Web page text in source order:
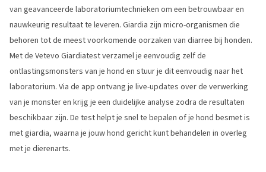
van geavanceerde laboratoriumtechnieken om een betrouwbaar en
nauwkeurig resultaat te leveren. Giardia zijn micro-organismen die
behoren tot de meest voorkomende oorzaken van diarree bij honden.
Met de Vetevo Giardiatest verzamel je eenvoudig zelf de
ontlastingsmonsters van je hond en stuur je dit eenvoudig naar het
laboratorium. Via de app ontvang je live-updates over de verwerking
van je monster en krijg je een duidelijke analyse zodra de resultaten
beschikbaar zijn. De test helpt je snel te bepalen of je hond besmet is
met giardia, waarna je jouw hond gericht kunt behandelen in overleg
met je dierenarts.